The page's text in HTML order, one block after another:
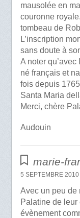
mausolée en
couronne
tombeau de
L’inscription
sans doute à
A noter
né français et
fois depuis
Santa Maria
Merci, chère
Audouin
marie-
5 SEPTEMBRE
Avec un peu de
Palatine de
évènement